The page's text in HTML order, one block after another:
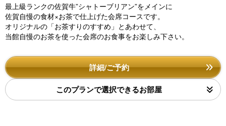
最上級ランクの佐賀牛”シャトーブリアン”をメインに
佐賀自慢の食材×お茶で仕上げた会席コースです。
オリジナルの「お茶すりのすすめ」とあわせて、
当館自慢のお茶を使った会席のお食事をお楽しみ下さい。
詳細/ご予約
このプランで選択できるお部屋